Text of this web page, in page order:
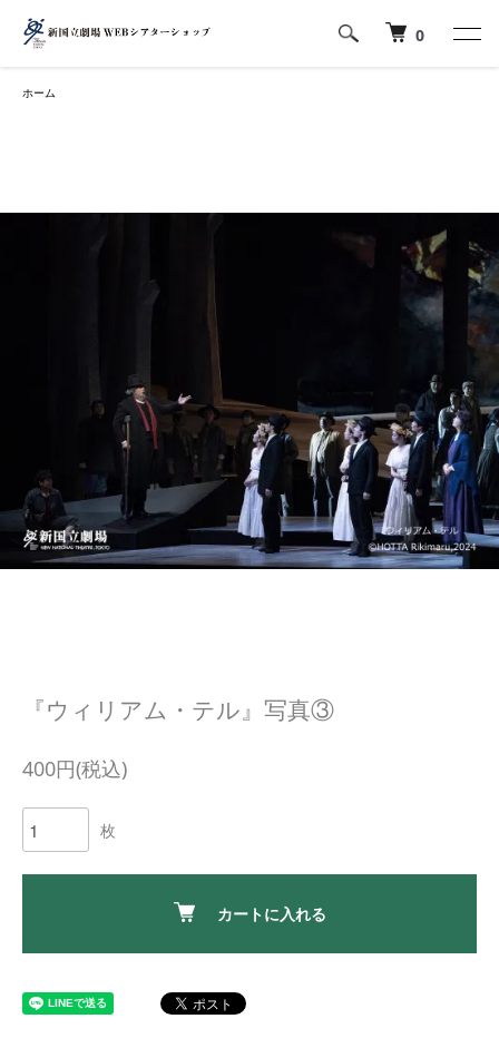
0
ホーム
『ウィリアム・テル』写真③
400円(税込)
枚
カートに入れる